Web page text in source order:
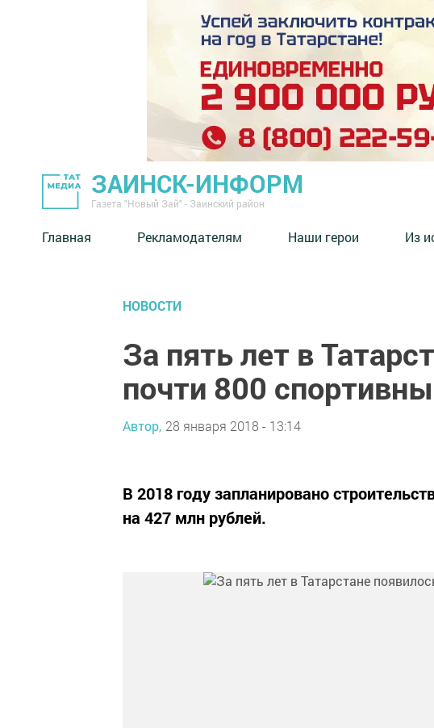
ЗАИНСК-ИНФОРМ
Газета "Новый Зай" - Заинский район
Главная Рекламодателям Наши герои Из
НОВОСТИ
За пять лет в
почти 800
Автор, 28 января 2018 - 13:14
В 2018 году запланировано
на 427 млн рублей.